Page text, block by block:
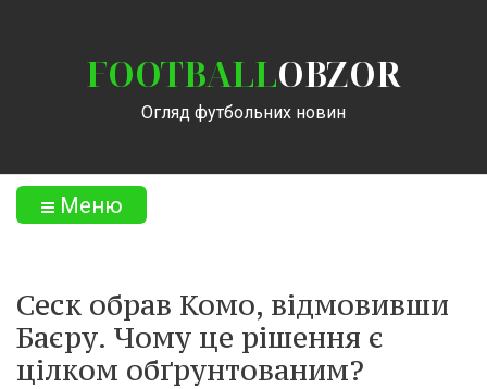
FOOTBALLOBZOR
Огляд футбольних новин
Меню
Сеск обрав Комо, відмовивши
Баєру. Чому це рішення є
цілком обґрунтованим?